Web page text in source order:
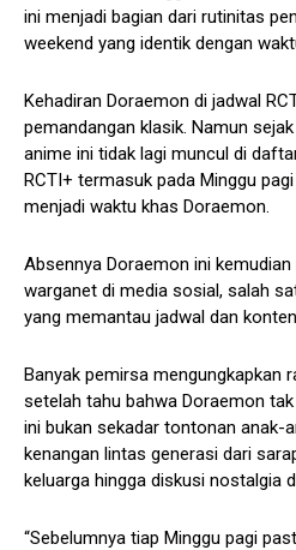
ini menjadi bagian dari rutinitas
weekend yang identik dengan
Kehadiran Doraemon di jadwal
pemandangan klasik. Namun
anime ini tidak lagi muncul di
RCTI+ termasuk pada Minggu
menjadi waktu khas Doraemon.
Absennya Doraemon ini
warganet di media sosial, salah
yang memantau jadwal dan
Banyak pemirsa mengungkapkan
setelah tahu bahwa Doraemon
ini bukan sekadar tontonan anak-
kenangan lintas generasi dari
keluarga hingga diskusi nostalgia
“Sebelumnya tiap Minggu pagi